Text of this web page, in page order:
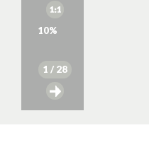
10%
1 / 28